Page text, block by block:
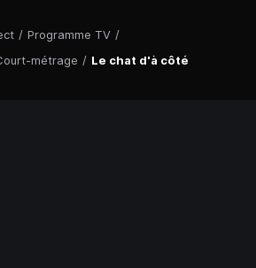
/ Programme TV /
métrage / Le chat d'à côté